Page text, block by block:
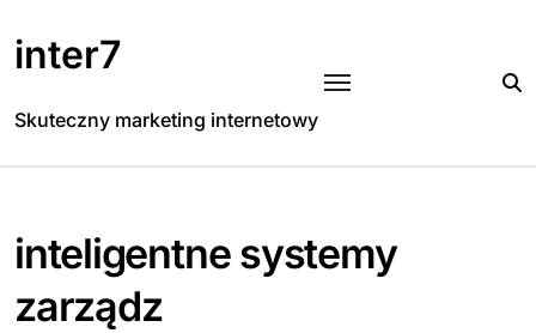
to
content
inter7
Skuteczny marketing internetowy
inteligentne systemy
zarządz